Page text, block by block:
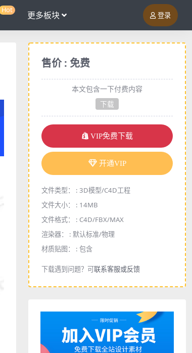
Hot 更多板块 登录
售价 : 免费
本文包含一下付费内容
下载
VIP免费下载
开通VIP
文件类型： : 3D模型/C4D工程
文件大小： : 14MB
文件格式： : C4D/FBX/MAX
渲染器： : 默认标准/物理
材质贴图： : 包含
下载遇到问题？可联系客服或反馈